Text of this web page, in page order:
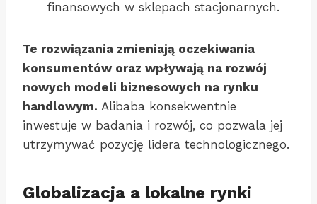
finansowych w sklepach stacjonarnych.
Te rozwiązania zmieniają oczekiwania
konsumentów oraz wpływają na rozwój
nowych modeli biznesowych na rynku
handlowym. Alibaba konsekwentnie
inwestuje w badania i rozwój, co pozwala jej
utrzymywać pozycję lidera technologicznego.
Globalizacja a lokalne rynki